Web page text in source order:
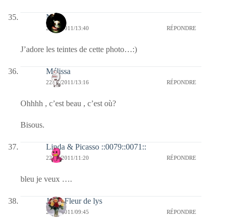
Nova
22/07/2011/13:40 RÉPONDRE
J’adore les teintes de cette photo…:)
Mélissa
22/07/2011/13:16 RÉPONDRE
Ohhhh , c’est beau , c’est où?
Bisous.
Linda & Picasso ::0079::0071::
22/07/2011/11:20 RÉPONDRE
bleu je veux ….
Jaffy-Fleur de lys
22/07/2011/09:45 RÉPONDRE